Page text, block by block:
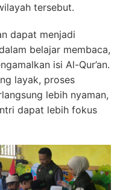
tersebut.
dapat menjadi
belajar membaca,
isi Al-Qur’an.
layak, proses
lebih nyaman,
dapat lebih fokus